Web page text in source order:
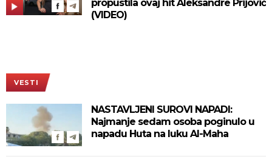
propustila ovaj hit Aleksandre Prijović
(VIDEO)
VESTI
NASTAVLJENI SUROVI NAPADI:
Najmanje sedam osoba poginulo u
napadu Huta na luku Al-Maha